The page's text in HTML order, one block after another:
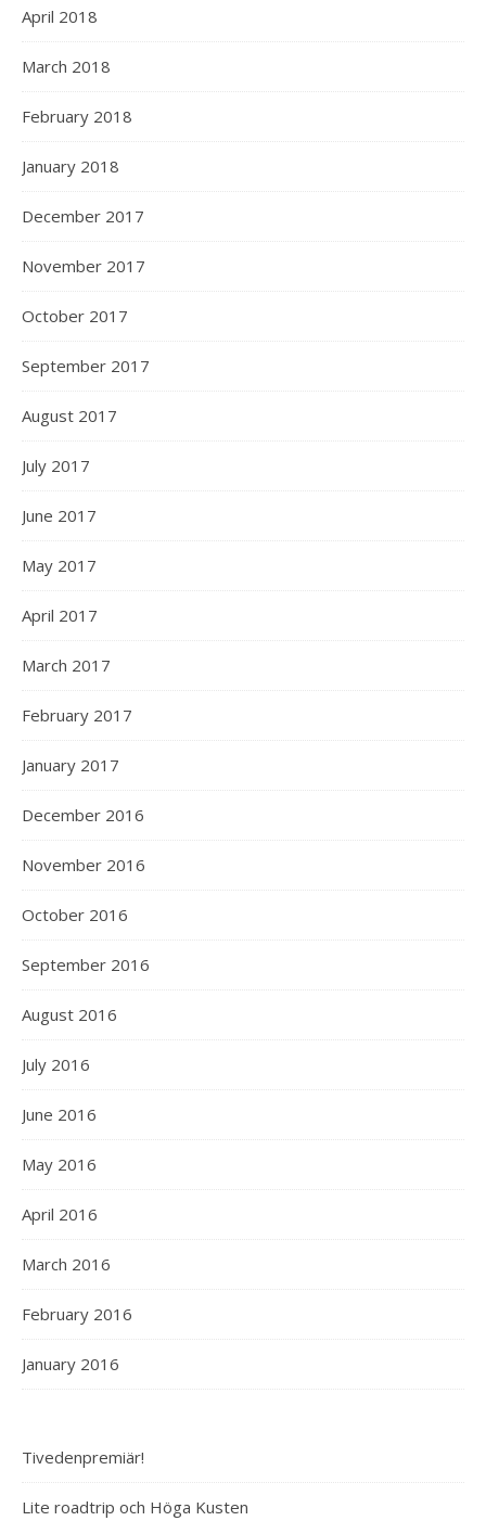
April 2018
March 2018
February 2018
January 2018
December 2017
November 2017
October 2017
September 2017
August 2017
July 2017
June 2017
May 2017
April 2017
March 2017
February 2017
January 2017
December 2016
November 2016
October 2016
September 2016
August 2016
July 2016
June 2016
May 2016
April 2016
March 2016
February 2016
January 2016
Tivedenpremiär!
Lite roadtrip och Höga Kusten